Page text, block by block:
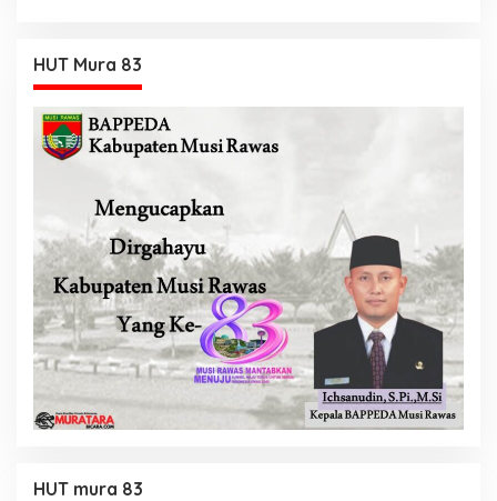
HUT Mura 83
HUT mura 83